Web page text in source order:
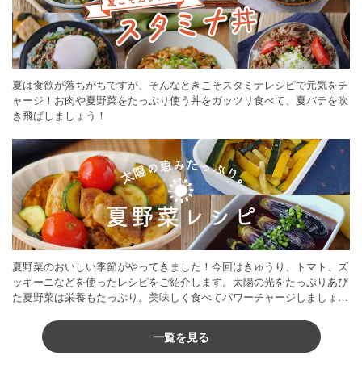
夏は食欲が落ちがちですが、そんなときこそスタミナレシピで元気をチ
ャージ！お肉や夏野菜をたっぷり使う丼をガッツリ食べて、夏バテを吹
き飛ばしましょう！
夏野菜のおいしい季節がやってきました！今回はきゅうり、トマト、ズ
ッキーニなどを使ったレシピをご紹介します。太陽の光をたっぷりあび
た夏野菜は栄養もたっぷり。美味しく食べてパワーチャージしましょう
一覧を見る